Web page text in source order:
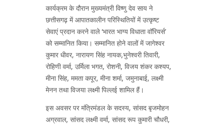
कार्यक्रम के दौरान मुख्यमंत्री विष्णु देव साय ने
छत्तीसगढ़ में आपातकालीन परिस्थितियों में उत्कृष्ट
सेवाएं प्रदान करने वाले ‘भारत भाग्य विधाता वॉरियर्स’
को सम्मानित किया। सम्मानित होने वालों में जागेश्वर
कुमार धीवर, नारायण सिंह नायक,भुनेश्वरी तिवारी,
रोहिणी वर्मा, उर्मिला भगत, रोशनी, विजय शंकर कश्यप,
मीना सिंह, ममता कपूर, मीना शर्मा, जमुनाबाई, लक्ष्मी
मेनन तथा विजया लक्ष्मी पिल्लई शामिल हैं।
इस अवसर पर मंत्रिमंडल के सदस्य, सांसद बृजमोहन
अग्रवाल, सांसद लक्ष्मी वर्मा, सांसद रूप कुमारी चौधरी,